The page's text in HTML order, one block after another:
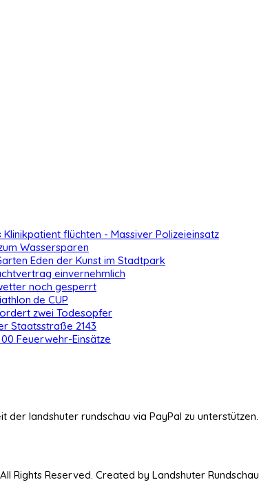
flüchten - Massiver Polizeieinsatz
Wassersparen
Eden der Kunst im Stadtpark
einvernehmlich
noch gesperrt
CUP
zwei Todesopfer
Staatsstraße 2143
Feuerwehr-Einsätze
landshuter rundschau via PayPal zu unterstützen.
Rights Reserved. Created by Landshuter Rundschau